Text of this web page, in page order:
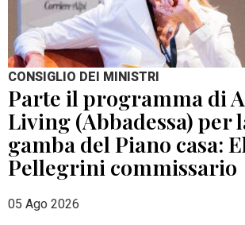
CONSIGLIO DEI MINISTRI
Parte il programma di
Living (Abbadessa) per
gamba del Piano casa:
Pellegrini commissario
05 Ago 2026